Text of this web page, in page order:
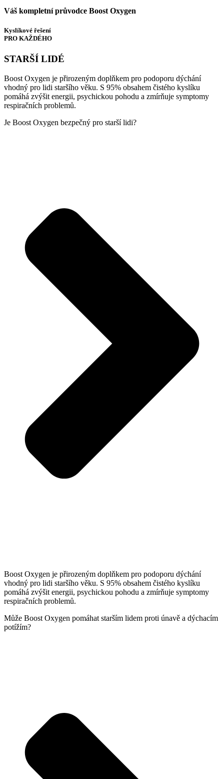
Váš kompletní průvodce Boost Oxygen
Kyslíkové řešení
PRO KAŽDÉHO
STARŠÍ LIDÉ
Boost Oxygen je přirozeným doplňkem pro podoporu dýchání
vhodný pro lidi staršího věku. S 95% obsahem čistého kyslíku
pomáhá zvýšit energii, psychickou pohodu a zmírňuje symptomy
respiračních problemů.
Je Boost Oxygen bezpečný pro starší lidi?
Boost Oxygen je přirozeným doplňkem pro podoporu dýchání
vhodný pro lidi staršího věku. S 95% obsahem čistého kyslíku
pomáhá zvýšit energii, psychickou pohodu a zmírňuje symptomy
respiračních problemů.
Může Boost Oxygen pomáhat starším lidem proti únavě a dýchacím
potížím?